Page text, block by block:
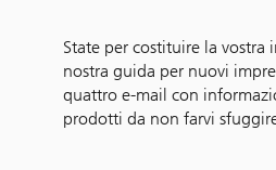
State per costituire la vostra
nostra guida per nuovi
quattro e-mail con
prodotti da non farvi